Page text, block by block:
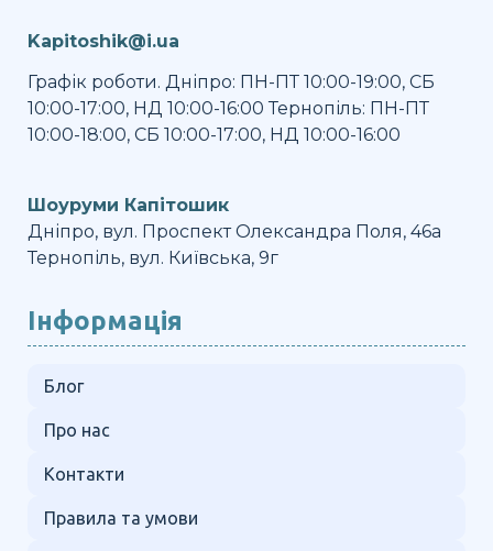
Kapitoshik@i.ua
Графік роботи. Дніпро: ПН-ПТ 10:00-19:00, СБ
10:00-17:00, НД 10:00-16:00 Тернопіль: ПН-ПТ
10:00-18:00, СБ 10:00-17:00, НД 10:00-16:00
Шоуруми Капітошик
Дніпро, вул. Проспект Олександра Поля, 46а
Тернопіль, вул. Київська, 9г
Інформація
Блог
Про нас
Контакти
Правила та умови